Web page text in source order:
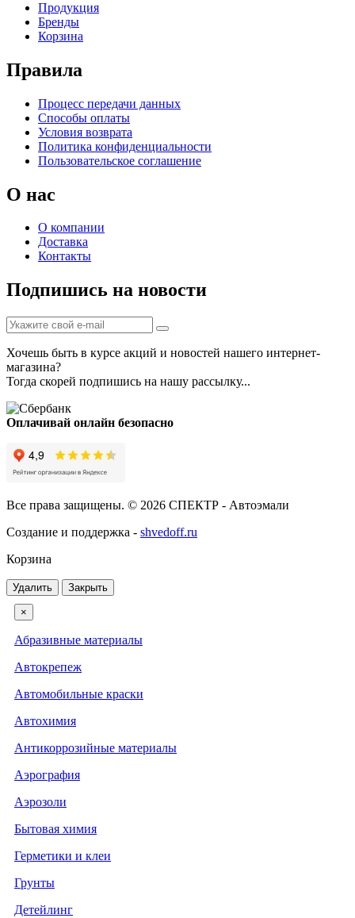
Продукция
Бренды
Корзина
Правила
Процесс передачи данных
Способы оплаты
Условия возврата
Политика конфиденциальности
Пользовательское соглашение
О нас
О компании
Доставка
Контакты
Подпишись на новости
Хочешь быть в курсе акций и новостей нашего интернет-
магазина?
Тогда скорей подпишись на нашу рассылку...
Оплачивай онлайн безопасно
Все права защищены. © 2026 СПЕКТР - Автоэмали
Создание и поддержка - shvedoff.ru
Корзина
Удалить Закрыть
×
Абразивные материалы
Автокрепеж
Автомобильные краски
Автохимия
Антикоррозийные материалы
Аэрография
Аэрозоли
Бытовая химия
Герметики и клеи
Грунты
Детейлинг